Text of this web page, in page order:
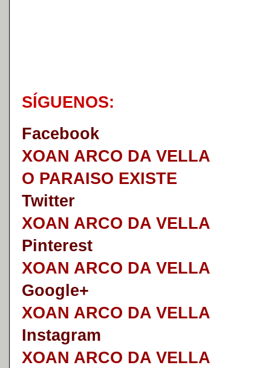
SÍGUENOS:
Facebook
XOAN ARCO DA VELLA
O PARAISO EXISTE
Twitter
XOAN ARCO DA VELLA
Pinterest
XOAN ARCO DA VELLA
Google+
XOAN ARCO DA VELLA
Instagram
XOAN ARCO DA VELLA